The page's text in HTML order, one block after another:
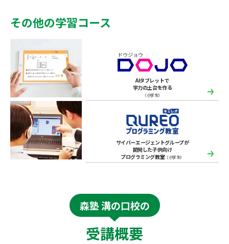
その他の学習コース
AIタブレットで
学力の土台を作る
（小学生）
サイバーエージェントグループが
開発した子供向け
プログラミング教室（小学生）
森塾 溝の口校の
受講概要